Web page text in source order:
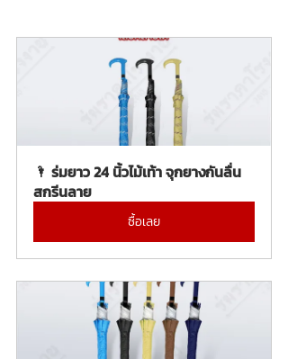
🌂 ร่มยาว 24 นิ้วไม้เท้า จุกยางกันลื่น
สกรีนลาย
ซื้อเลย